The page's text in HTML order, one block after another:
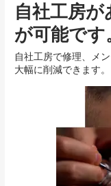
自社工房が
が可能です
自社工房で修理、メ
大幅に削減できます。